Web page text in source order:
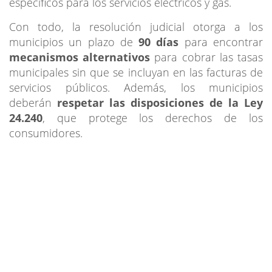
Con todo, la resolución judicial otorga a los
municipios un plazo de90 días para encontrar
mecanismos alternativos para cobrar las tasas
municipales sin que se incluyan en las facturas de
servicios públicos. Además, los municipios
deberán respetar las disposiciones de la Ley
24.240, que protege los derechos de los
consumidores.